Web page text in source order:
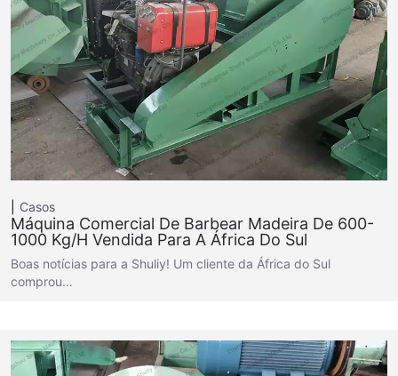
Casos
Máquina Comercial De Barbear Madeira De 600-
1000 Kg/h Vendida Para A África Do Sul
Boas notícias para a Shuliy! Um cliente da África do Sul
comprou…